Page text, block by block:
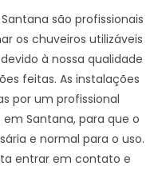
são profissionais
os chuveiros utilizáveis
à nossa qualidade
feitas. As instalações
por um profissional
Santana, para que o
e normal para o uso.
entrar em contato e